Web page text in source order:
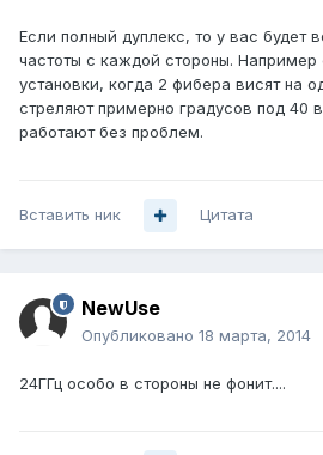
Если полный дуплекс, то у вас будет
частоты с каждой стороны. Например
установки, когда 2 фибера висят на
стреляют примерно градусов под 40
работают без проблем.
Вставить ник Цитата
NewUse
Опубликовано 18 марта, 2014
24ГГц особо в стороны не фонит....